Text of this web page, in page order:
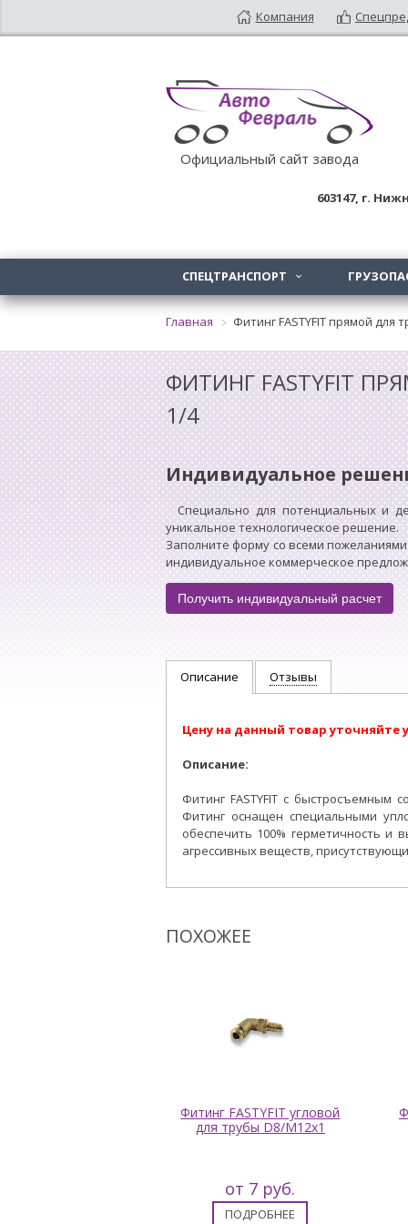
Компания
Официальный сайт завода
603147, г.
СПЕЦТРАНСПОРТ 
Главная Фитинг FASTYFIT прямой для
ФИТИНГ FASTYFIT
1/4
Индивидуальное
Специально для потенциальных и
уникальное технологическое решение.
Заполните форму со всеми
индивидуальное коммерческое
Получить индивидуальный расчет
Описание Отзывы
Цену на данный товар уточняйте
Описание:
Фитинг FASTYFIT c быстросъемным
Фитинг оснащен специальными
обеспечить 100% герметичность и
агрессивных веществ,
ПОХОЖЕЕ
Фитинг FASTYFIT угловой
для трубы D8/M12x1
от 7 руб.
ПОДРОБНЕЕ